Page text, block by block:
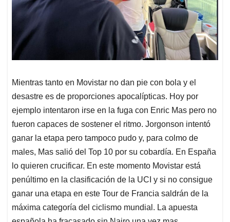
Mientras tanto en Movistar no dan pie con bola y el
desastre es de proporciones apocalípticas. Hoy por
ejemplo intentaron irse en la fuga con Enric Mas pero no
fueron capaces de sostener el ritmo. Jorgonson intentó
ganar la etapa pero tampoco pudo y, para colmo de
males, Mas salió del Top 10 por su cobardía. En España
lo quieren crucificar. En este momento Movistar está
penúltimo en la clasificación de la UCI y si no consigue
ganar una etapa en este Tour de Francia saldrán de la
máxima categoría del ciclismo mundial. La apuesta